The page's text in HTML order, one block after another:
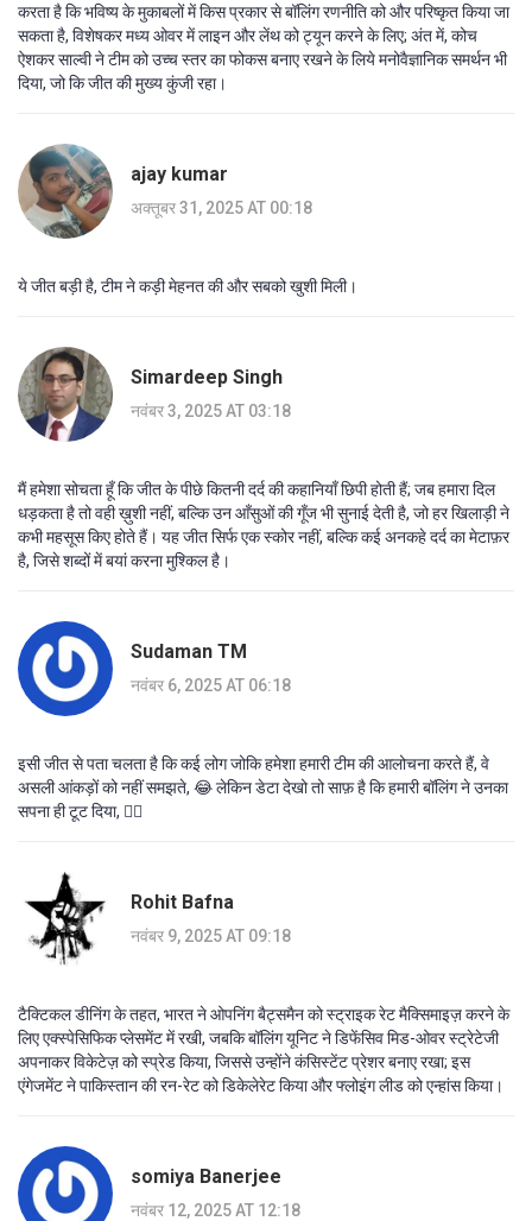
करता है कि भविष्य के मुकाबलों में किस प्रकार से बॉलिंग रणनीति को और परिष्कृत किया जा
सकता है, विशेषकर मध्य ओवर में लाइन और लेंथ को ट्यून करने के लिए; अंत में, कोच
ऐशकर साल्वी ने टीम को उच्च स्तर का फोकस बनाए रखने के लिये मनोवैज्ञानिक समर्थन भी
दिया, जो कि जीत की मुख्य कुंजी रहा।
ajay kumar
अक्तूबर 31, 2025 AT 00:18
ये जीत बड़ी है, टीम ने कड़ी मेहनत की और सबको खुशी मिली।
Simardeep Singh
नवंबर 3, 2025 AT 03:18
मैं हमेशा सोचता हूँ कि जीत के पीछे कितनी दर्द की कहानियाँ छिपी होती हैं; जब हमारा दिल
धड़कता है तो वही ख़ुशी नहीं, बल्कि उन आँसुओं की गूँज भी सुनाई देती है, जो हर खिलाड़ी ने
कभी महसूस किए होते हैं। यह जीत सिर्फ एक स्कोर नहीं, बल्कि कई अनकहे दर्द का मेटाफ़र
है, जिसे शब्दों में बयां करना मुश्किल है।
Sudaman TM
नवंबर 6, 2025 AT 06:18
इसी जीत से पता चलता है कि कई लोग जोकि हमेशा हमारी टीम की आलोचना करते हैं, वे
असली आंकड़ों को नहीं समझते, 😂 लेकिन डेटा देखो तो साफ़ है कि हमारी बॉलिंग ने उनका
सपना ही टूट दिया, 🤷‍♂️
Rohit Bafna
नवंबर 9, 2025 AT 09:18
टैक्टिकल डीनिंग के तहत, भारत ने ओपनिंग बैट्समैन को स्ट्राइक रेट मैक्सिमाइज़ करने के
लिए एक्स्पेसिफिक प्लेसमेंट में रखी, जबकि बॉलिंग यूनिट ने डिफेंसिव मिड-ओवर स्ट्रेटेजी
अपनाकर विकेटेज़ को स्प्रेड किया, जिससे उन्होंने कंसिस्टेंट प्रेशर बनाए रखा; इस
एंगेजमेंट ने पाकिस्तान की रन-रेट को डिकेलेरेट किया और फ्लोइंग लीड को एन्हांस किया।
somiya Banerjee
नवंबर 12, 2025 AT 12:18